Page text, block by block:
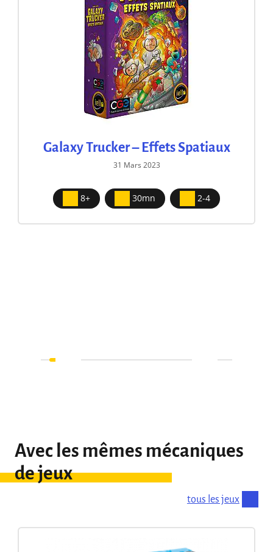
Galaxy Trucker – Effets Spatiaux
31 Mars 2023
8+ 30mn 2-4
Avec les mêmes mécaniques
de jeux
tous les jeux